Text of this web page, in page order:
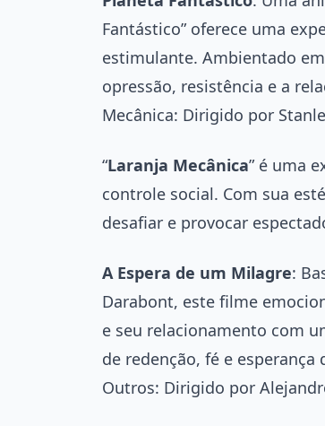
Fantástico” oferece uma
estimulante. Ambientado
opressão, resistência e a
Mecânica: Dirigido por
“Laranja Mecânica” é uma
controle social. Com sua
desafiar e provocar
A Espera de um Milagre:
Darabont, este filme
e seu relacionamento com
de redenção, fé e
Outros: Dirigido por